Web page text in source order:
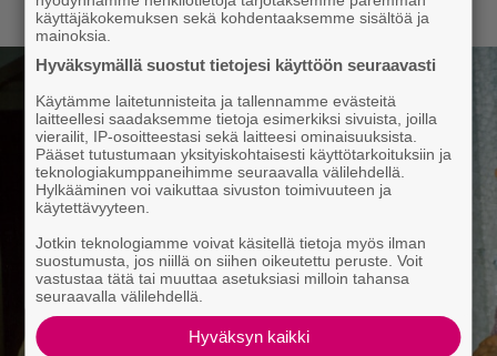
käyttäjäkokemuksen sekä kohdentaaksemme sisältöä ja
mainoksia.
Hyväksymällä suostut tietojesi käyttöön seuraavasti
Käytämme laitetunnisteita ja tallennamme evästeitä
laitteellesi saadaksemme tietoja esimerkiksi sivuista, joilla
vierailit, IP-osoitteestasi sekä laitteesi ominaisuuksista.
Pääset tutustumaan yksityiskohtaisesti käyttötarkoituksiin ja
teknologiakumppaneihimme seuraavalla välilehdellä.
Hylkääminen voi vaikuttaa sivuston toimivuuteen ja
käytettävyyteen.
Jotkin teknologiamme voivat käsitellä tietoja myös ilman
suostumusta, jos niillä on siihen oikeutettu peruste. Voit
vastustaa tätä tai muuttaa asetuksiasi milloin tahansa
seuraavalla välilehdellä.
Hyväksyn kaikki